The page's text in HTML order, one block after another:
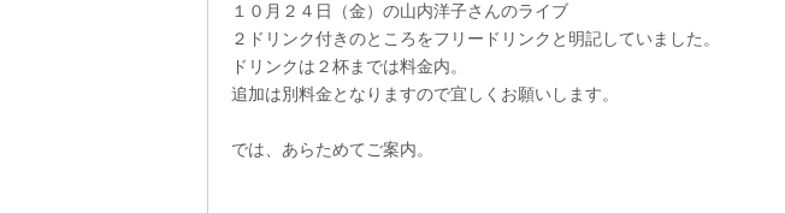
１０月２４日（金）の山内洋子さんのライブ
２ドリンク付きのところをフリードリンクと明記していました。
ドリンクは２杯までは料金内。
追加は別料金となりますので宜しくお願いします。
では、あらためてご案内。